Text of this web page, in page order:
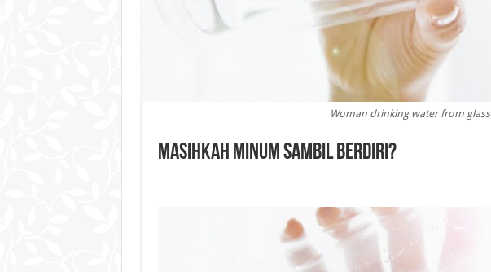
Woman drinking water from glass
Masihkah Minum Sambil Berdiri?